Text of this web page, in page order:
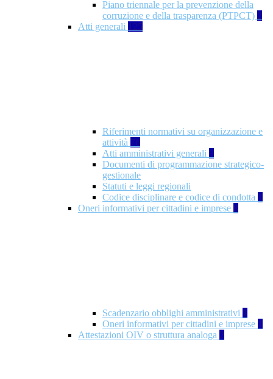
Piano triennale per la prevenzione della
corruzione e della trasparenza (PTPCT) 2
Atti generali 125
Riferimenti normativi su organizzazione e
attività 76
Atti amministrativi generali 3
Documenti di programmazione strategico-
gestionale
Statuti e leggi regionali
Codice disciplinare e codice di condotta 1
Oneri informativi per cittadini e imprese 8
Scadenzario obblighi amministrativi 1
Oneri informativi per cittadini e imprese 1
Attestazioni OIV o struttura analoga 2